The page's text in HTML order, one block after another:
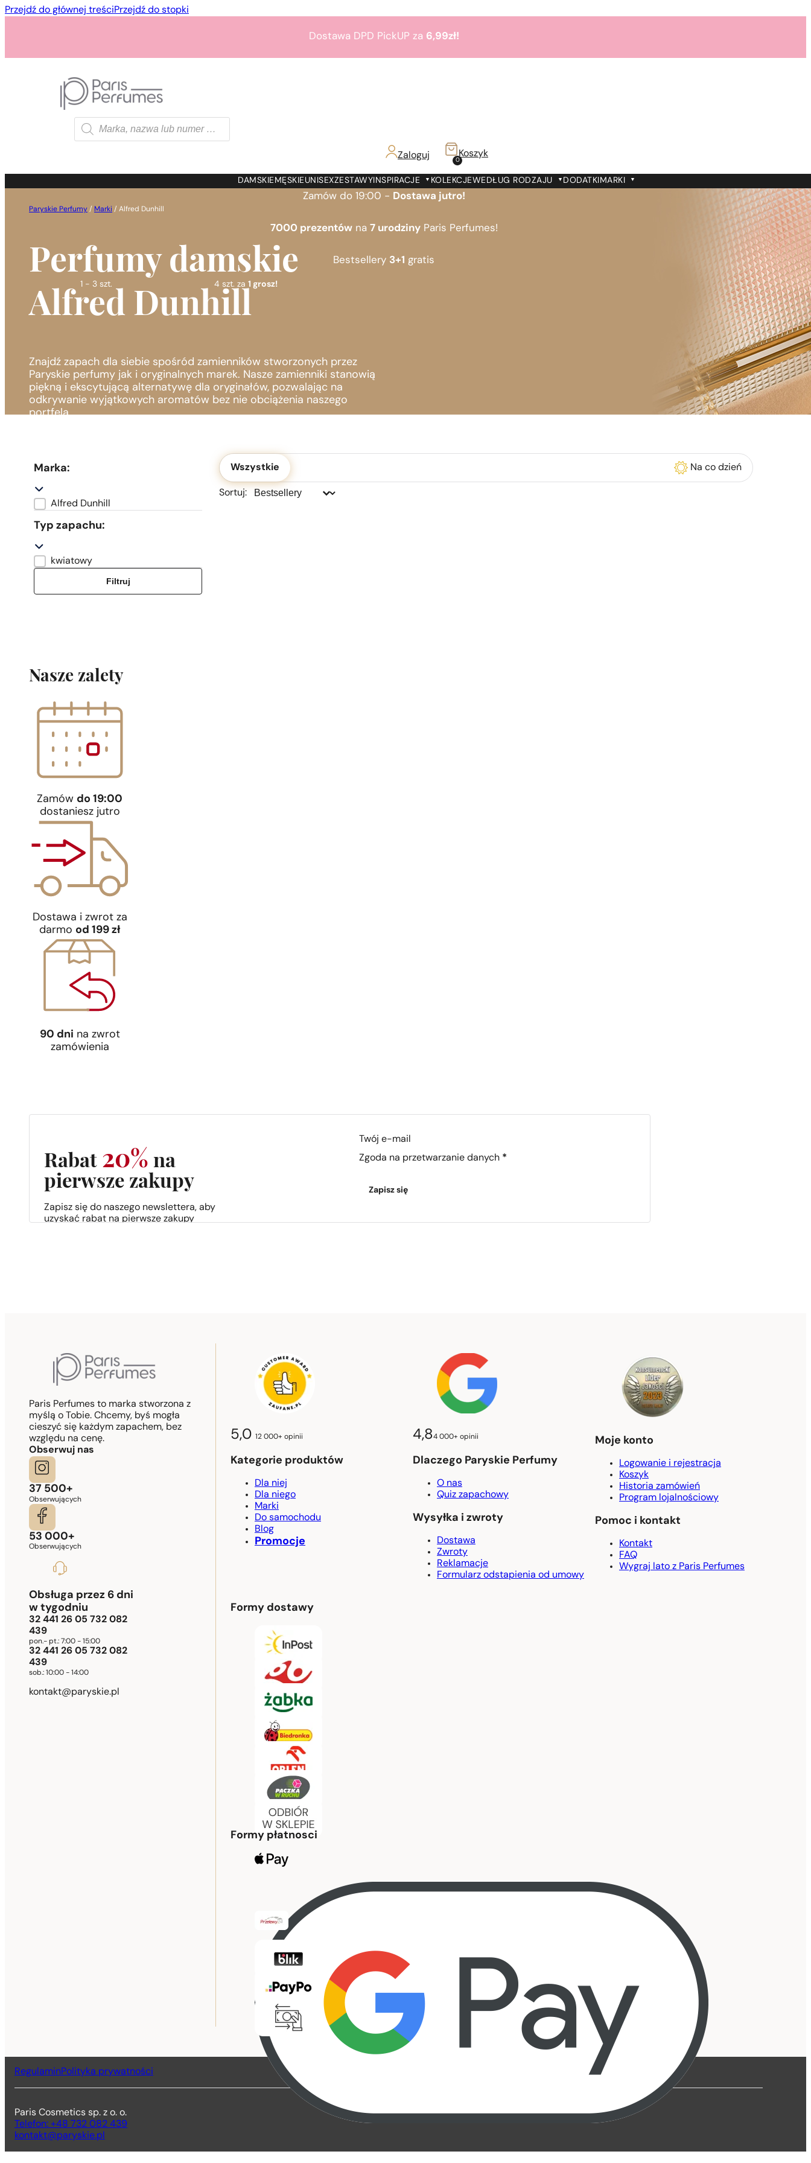
Przejdź do głównej treściPrzejdź do stopki
Dostawa DPD PickUP za 6,99zł!
6,99zł!
Zamów do 19:00 - Dostawa jutro!
7000 prezentówna 7 urodzinyParis Perfumes!
Bestsellery 3+1 gratis
1 - 3 szt. 4 szt. za 1 grosz!
Wyszukiwarka
produktów
Zaloguj 0
Koszyk
DAMSKIE MĘSKIE UNISEXZESTAWYINSPIRACJE KOLEKCJEWEDŁUG RODZAJU DODATKIMARKI
Paryskie Perfumy / Marki / Alfred Dunhill
Perfumy damskie
Alfred Dunhill
Znajdź zapach dla siebie spośród zamienników stworzonych przez
Paryskie perfumy jak i oryginalnych marek. Nasze zamienniki stanowią
piękną i ekscytującą alternatywę dla oryginałów, pozwalając na
odkrywanie wyjątkowych aromatów bez nie obciążenia naszego
portfela.
Marka:
MarkaAlfred Dunhill
Typ zapachu:
Typ zapachu
kwiatowy
Filtruj
Okoliczność
Wszystkie Na co dzień
Sortuj: Sortuj:
Sortuj:
Nasze zalety
Zamów do 19:00
dostaniesz jutro
Dostawa i zwrot za
darmo od 199 zł
90 dni na zwrot
zamówienia
Rabat 20% na
pierwsze zakupy
Zapisz się do naszego newslettera, aby
uzyskać rabat na pierwsze zakupy
Section
Zgoda na przetwarzanie danych *
Zapisz się
Paris Perfumes to marka stworzona z
myślą o Tobie. Chcemy, byś mogła
cieszyć się każdym zapachem, bez
względu na cenę.
Obserwuj nas
37 500+
Obserwujących
53 000+
Obserwujących
Obsługa przez 6 dni
w tygodniu
32 441 26 05 732 082
439
pon.- pt.: 7:00 - 15:00
32 441 26 05 732 082
439
sob.: 10:00 - 14:00
kontakt@paryskie.pl
5,0 12 000+ opinii
Kategorie produktów
Dla niej
Dla niego
Marki
Do samochodu
Blog
Promocje
4,84 000+ opinii
Dlaczego Paryskie Perfumy
O nas
Quiz zapachowy
Wysyłka i zwroty
Dostawa
Zwroty
Reklamacje
Formularz odstapienia od umowy
Moje konto
Logowanie i rejestracja
Koszyk
Historia zamówień
Program lojalnościowy
Pomoc i kontakt
Kontakt
FAQ
Wygraj lato z Paris Perfumes
Formy dostawy
Formy płatnosci
RegulaminPolityka prywatności
Paris Cosmetics sp. z o. o.
Telefon: +48 732 082 439
kontakt@paryskie.pl